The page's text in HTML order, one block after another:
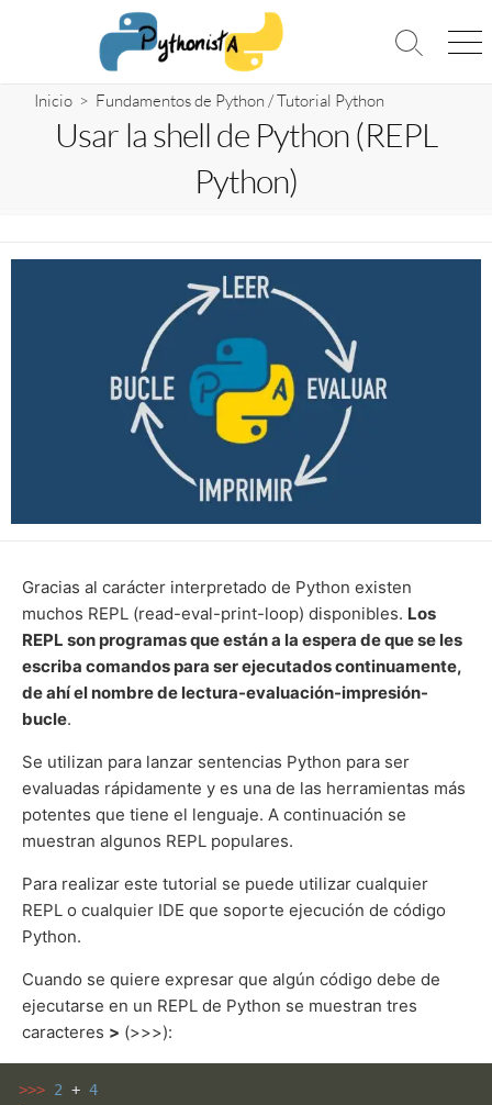
Alternar
Inicio > Fundamentos de Python /Tutorial Python
Usar la shell de Python (REPL
Python)
Gracias al carácter interpretado de Python existen
muchos REPL (read-eval-print-loop) disponibles. Los
REPL son programas que están a la espera de que se les
escriba comandos para ser ejecutados continuamente,
de ahí el nombre de lectura-evaluación-impresión-
bucle.
Se utilizan para lanzar sentencias Python para ser
evaluadas rápidamente y es una de las herramientas más
potentes que tiene el lenguaje. A continuación se
muestran algunos REPL populares.
Para realizar este tutorial se puede utilizar cualquier
REPL o cualquier IDE que soporte ejecución de código
Python.
Cuando se quiere expresar que algún código debe de
ejecutarse en un REPL de Python se muestran tres
caracteres > (>>>):
>>> 2 + 4